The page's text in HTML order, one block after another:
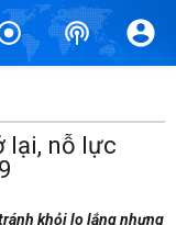
lại, nỗ lực
khỏi lo lắng nhưng